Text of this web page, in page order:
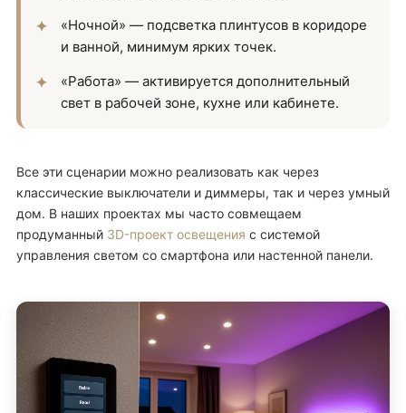
«Ночной» — подсветка плинтусов в коридоре
и ванной, минимум ярких точек.
«Работа» — активируется дополнительный
свет в рабочей зоне, кухне или кабинете.
Все эти сценарии можно реализовать как через
классические выключатели и диммеры, так и через умный
дом. В наших проектах мы часто совмещаем
продуманный 3D-проект освещения с системой
управления светом со смартфона или настенной панели.